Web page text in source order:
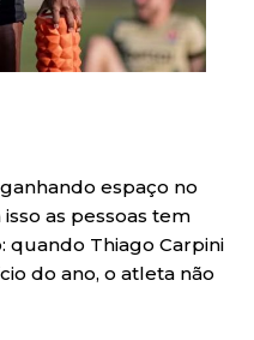
espaço no
as pessoas tem
quando Thiago Carpini
do ano, o atleta não